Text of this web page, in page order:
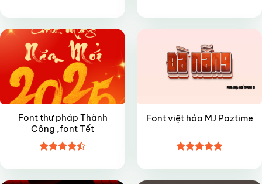
hạng55
sao
hạng55
sao
Font thư pháp Thành
Công ,font Tết
hạng4.5
5 sao
Font việt hóa MJ Paztime
hạng4.85
5 sao